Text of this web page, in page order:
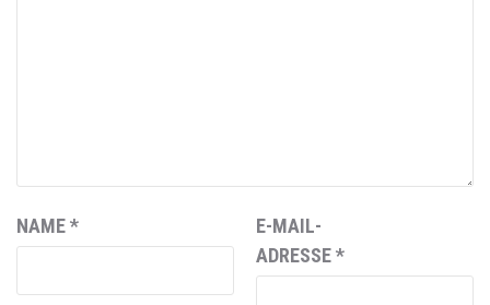
NAME*
E-MAIL-
ADRESSE*